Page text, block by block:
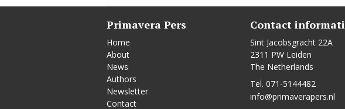
Primavera Pers
Home
About
News
Authors
Newsletter
Contact
Contact
Sint Jacobsgracht 22A
2311 PW Leiden
The Netherlands
Tel. 071-5144482
info@primaverapers.nl